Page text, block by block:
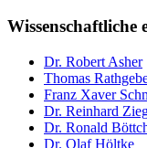
Dr. Robert Asher
Thomas
Franz Xaver
Dr. Reinhard
Dr. Ronald
Dr. Olaf Höltke